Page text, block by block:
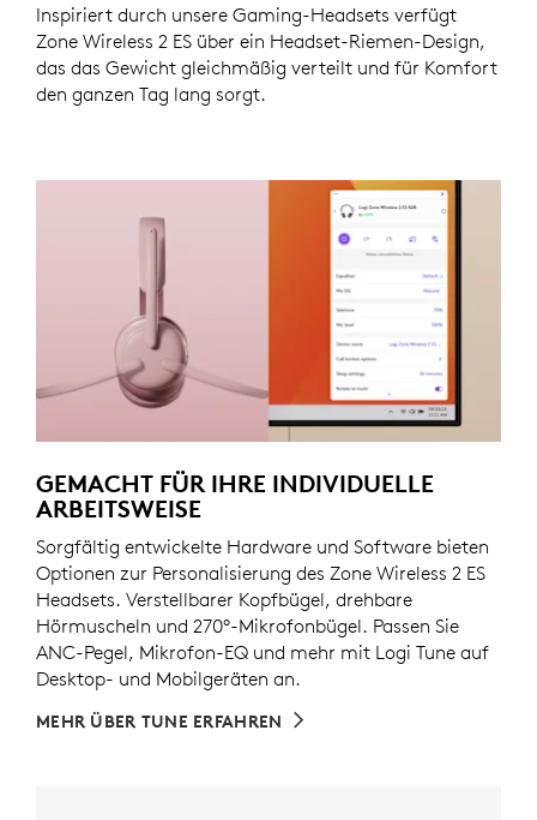
Inspiriert durch unsere Gaming-Headsets verfügt
Zone Wireless 2 ES über ein Headset-Riemen-Design,
das das Gewicht gleichmäßig verteilt und für Komfort
den ganzen Tag lang sorgt.
GEMACHT FÜR IHRE INDIVIDUELLE
ARBEITSWEISE
Sorgfältig entwickelte Hardware und Software bieten
Optionen zur Personalisierung des Zone Wireless 2 ES
Headsets. Verstellbarer Kopfbügel, drehbare
Hörmuscheln und 270°-Mikrofonbügel. Passen Sie
ANC-Pegel, Mikrofon-EQ und mehr mit Logi Tune auf
Desktop- und Mobilgeräten an.
MEHR ÜBER TUNE ERFAHREN